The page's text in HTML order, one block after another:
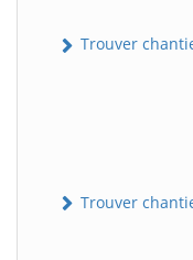
Trouver
Trouver